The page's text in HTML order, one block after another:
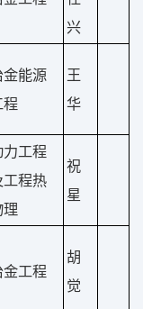
兴
金能源
程
王
华
力工程
工程热
理
祝
星
金工程
胡
觉